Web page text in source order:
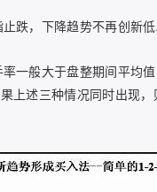
跌，下降趋势不再创新低
一般大于盘整期间平均
上述三种情况同时出现，